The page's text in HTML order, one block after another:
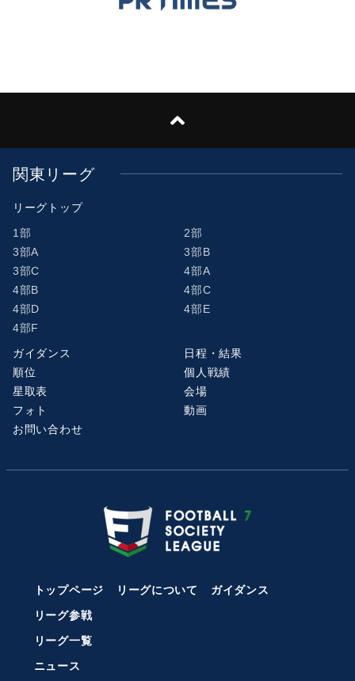
関東リーグ
リーグトップ
1部
2部
3部A
3部B
3部C
4部A
4部B
4部C
4部D
4部E
4部F
ガイダンス
日程・結果
順位
個人戦績
星取表
会場
フォト
動画
お問い合わせ
トップページ リーグについて
ガイダンス
リーグ参戦
リーグ一覧
ニュース